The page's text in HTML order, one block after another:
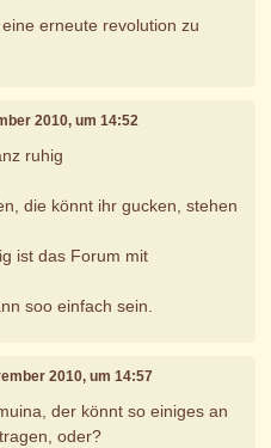
erneute revolution zu
2010, um 14:52
ruhig
die könnt ihr gucken, stehen
ist das Forum mit
soo einfach sein.
2010, um 14:57
der könnt so einiges an
oder?